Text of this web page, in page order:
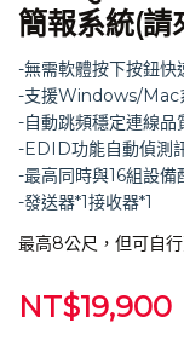
簡報系統(請
-無需軟體按下按鈕快
-支援Windows/Mac
-自動跳頻穩定連線品
-EDID功能自動偵測
-最高同時與16組設備
-發送器*1接收器*1
最高8公尺，但可自
NT$19,900